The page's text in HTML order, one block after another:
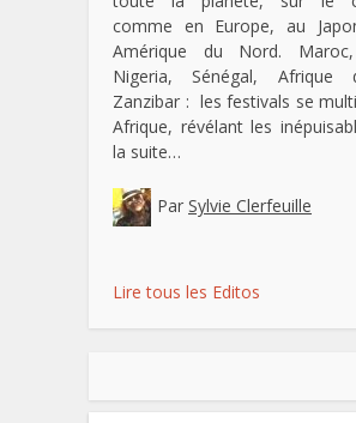
comme en Europe, au
Amérique du Nord.
Nigeria, Sénégal, Afrique
Zanzibar : les festivals se
Afrique, révélant les
la suite…
Par Sylvie Clerfeuille
Lire tous les Editos